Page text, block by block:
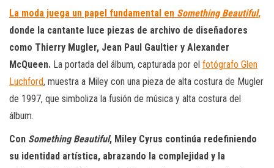
La moda juega un papel fundamental en Something Beautiful,
donde la cantante luce piezas de archivo de diseñadores
como Thierry Mugler, Jean Paul Gaultier y Alexander
McQueen. La portada del álbum, capturada por el fotógrafo Glen
Luchford, muestra a Miley con una pieza de alta costura de Mugler
de 1997, que simboliza la fusión de música y alta costura del
álbum.
Con Something Beautiful, Miley Cyrus continúa redefiniendo
su identidad artística, abrazando la complejidad y la